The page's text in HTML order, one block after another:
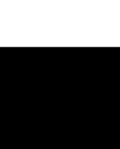
hàng… Bạn có thể